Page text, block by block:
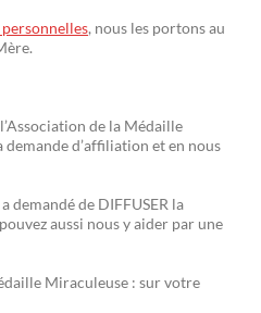
personnelles, nous les portons au
de la Médaille
d’affiliation et en nous
demandé de DIFFUSER la
aussi nous y aider par une
Miraculeuse : sur votre